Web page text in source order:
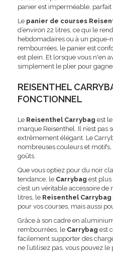
panier est imperméable,
Le panier de courses
d’environ 22 litres, ce qui le
hebdomadaires ou à un pique-
rembourrées, le panier est
est plein. Et lorsque vous n'en
simplement le plier pour
REISENTHEL
FONCTIONNEL
Le Reisenthel Carrybag est
marque Reisenthel. Il n’est
extrêmement élégant. Le
nombreuses couleurs et
goûts.
Que vous optiez pour du noir
tendance, le Carrybag est plus
c’est un véritable accessoire
litres, le Reisenthel Carrybag
pour vos courses, mais aussi
Grâce à son cadre en
rembourrées, le Carrybag est
facilement supporter des
ne l’utilisez pas, vous pouvez